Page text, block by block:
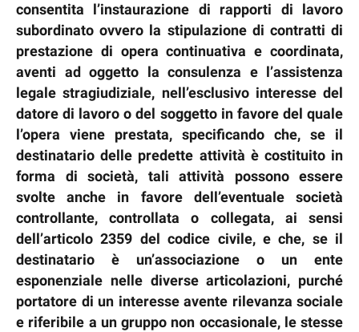
consentita l’instaurazione di rapporti di lavoro
subordinato ovvero la stipulazione di contratti di
prestazione di opera continuativa e coordinata,
aventi ad oggetto la consulenza e l’assistenza
legale stragiudiziale, nell’esclusivo interesse del
datore di lavoro o del soggetto in favore del quale
l’opera viene prestata, specificando che, se il
destinatario delle predette attività è costituito in
forma di società, tali attività possono essere
svolte anche in favore dell’eventuale società
controllante, controllata o collegata, ai sensi
dell’articolo 2359 del codice civile, e che, se il
destinatario è un’associazione o un ente
esponenziale nelle diverse articolazioni, purché
portatore di un interesse avente rilevanza sociale
e riferibile a un gruppo non occasionale, le stesse